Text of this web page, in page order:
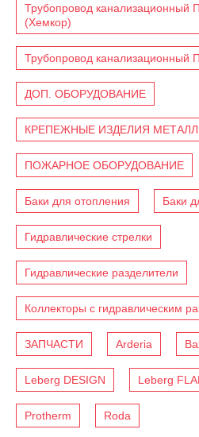
Трубопровод канализационный
(Хемкор)
Трубопровод канализационный
ДОП. ОБОРУДОВАНИЕ
КРЕПЕЖНЫЕ ИЗДЕЛИЯ
ПОЖАРНОЕ ОБОРУДОВАНИЕ
Баки для отопления Баки
Гидравлические стрелки
Гидравлические разделители
Коллекторы с гидравлическим
ЗАПЧАСТИ Arderia
Leberg DESIGN Leberg
Protherm Roda